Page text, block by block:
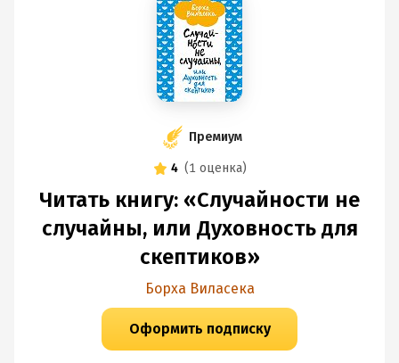
Книга понравилась. Советую. 4 из 5.
Премиум
4 (1 оценка)
Читать книгу: «Случайности не
случайны, или Духовность для
скептиков»
Борха Виласека
Оформить подписку